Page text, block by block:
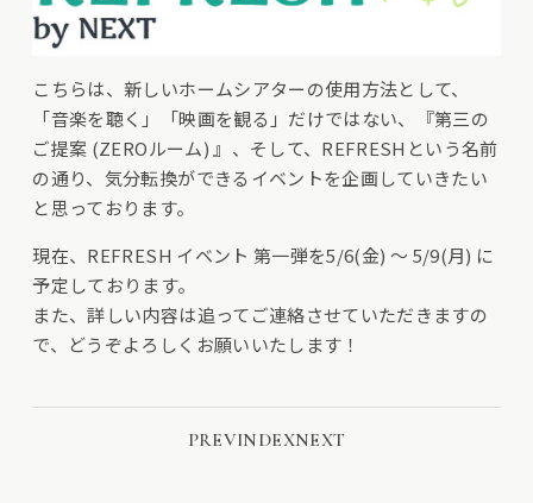
こちらは、新しいホームシアターの使用方法として、
「音楽を聴く」「映画を観る」だけではない、『第三の
ご提案 (ZEROルーム) 』、そして、REFRESHという名前
の通り、気分転換ができるイベントを企画していきたい
と思っております。
現在、REFRESH イベント 第一弾を5/6(金) ～ 5/9(月) に
予定しております。
また、詳しい内容は追ってご連絡させていただきますの
で、どうぞよろしくお願いいたします！
PREVINDEXNEXT